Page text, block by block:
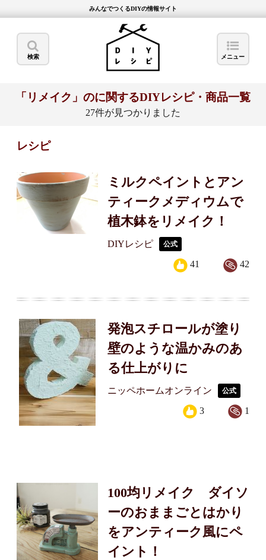
みんなでつくるDIYの情報サイト
検索 メニュー
「リメイク」のに関するDIYレシピ・商品一覧
27件が見つかりました
レシピ
ミルクペイントとアン
ティークメディウムで
植木鉢をリメイク！
DIYレシピ 公式
42
41
発泡スチロールが塗り
壁のような温かみのあ
る仕上がりに
ニッペホームオンライン 公式
1
3
100均リメイク ダイソ
ーのおままごとはかり
をアンティーク風にペ
イント！